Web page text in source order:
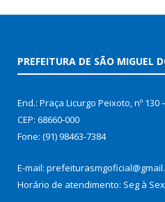
PREFEITURA DE SÃO MIGUEL
End.: Praça Licurgo Peixoto, nº 130
CEP: 68660-000
Fone: (91) 98463-7384
E-mail:
Horário de atendimento: Seg à Sex